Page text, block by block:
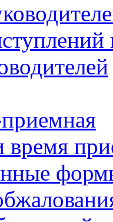
время